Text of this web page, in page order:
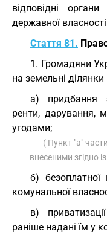
відповідні
державної
Стаття 81.
1. Громадяни
на земельні ділянки
а) придбання
ренти, дарування,
угодами;
( Пункт "а"
внесеними згідно
б) безоплатної
комунальної
в)
раніше надані їм у